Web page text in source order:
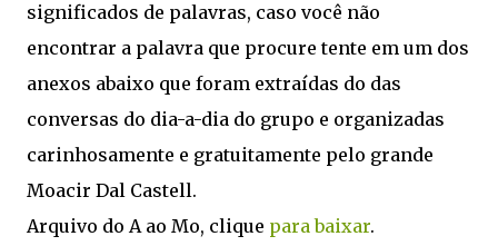
significados de palavras, caso você não
encontrar a palavra que procure tente em um dos
anexos abaixo que foram extraídas do das
conversas do dia-a-dia do grupo e organizadas
carinhosamente e gratuitamente pelo grande
Moacir Dal Castell.
Arquivo do A ao Mo, clique para baixar.